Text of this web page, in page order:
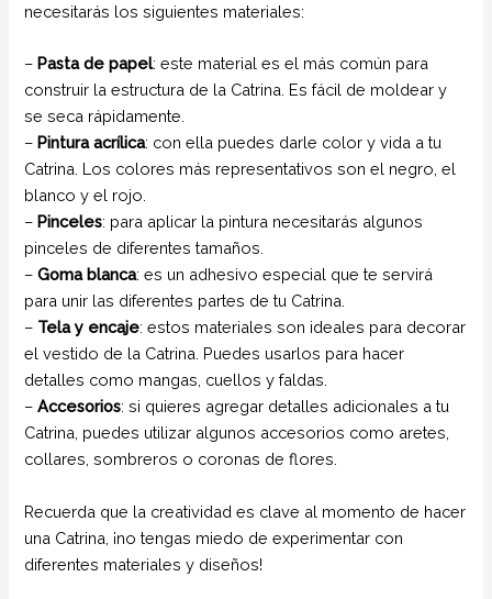
necesitarás los siguientes materiales:
–Pasta de papel: este material es el más común para
construir la estructura de la Catrina. Es fácil de moldear y
se seca rápidamente.
–Pintura acrílica: con ella puedes darle color y vida a tu
Catrina. Los colores más representativos son el negro, el
blanco y el rojo.
–Pinceles: para aplicar la pintura necesitarás algunos
pinceles de diferentes tamaños.
–Goma blanca: es un adhesivo especial que te servirá
para unir las diferentes partes de tu Catrina.
– Tela y encaje: estos materiales son ideales para decorar
el vestido de la Catrina. Puedes usarlos para hacer
detalles como mangas, cuellos y faldas.
–Accesorios: si quieres agregar detalles adicionales a tu
Catrina, puedes utilizar algunos accesorios como aretes,
collares, sombreros o coronas de flores.
Recuerda que la creatividad es clave al momento de hacer
una Catrina, ¡no tengas miedo de experimentar con
diferentes materiales y diseños!